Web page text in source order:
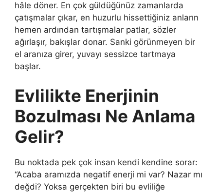
hâle döner. En çok güldüğünüz zamanlarda
çatışmalar çıkar, en huzurlu hissettiğiniz anların
hemen ardından tartışmalar patlar, sözler
ağırlaşır, bakışlar donar. Sanki görünmeyen bir
el aranıza girer, yuvayı sessizce tartmaya
başlar.
Evlilikte Enerjinin
Bozulması Ne Anlama
Gelir?
Bu noktada pek çok insan kendi kendine sorar:
“Acaba aramızda negatif enerji mi var? Nazar mı
değdi? Yoksa gerçekten biri bu evliliğe